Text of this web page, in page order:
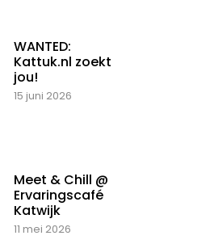
WANTED:
Kattuk.nl zoekt
jou!
15 juni 2026
Meet & Chill @
Ervaringscafé
Katwijk
11 mei 2026